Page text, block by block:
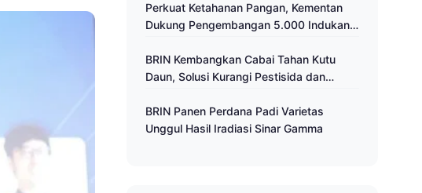
Perkuat Ketahanan Pangan, Kementan
Dukung Pengembangan 5.000 Indukan
BRIN Kembangkan Cabai Tahan Kutu
Daun, Solusi Kurangi Pestisida dan
BRIN Panen Perdana Padi Varietas
Unggul Hasil Iradiasi Sinar Gamma